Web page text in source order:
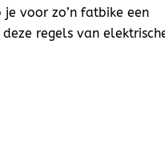
je voor zo’n fatbike een
regels van